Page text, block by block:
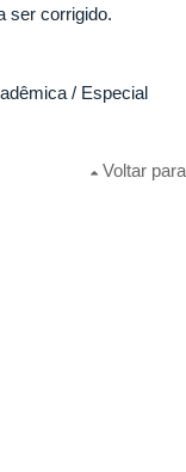
ser corrigido.
/ Especial
Voltar